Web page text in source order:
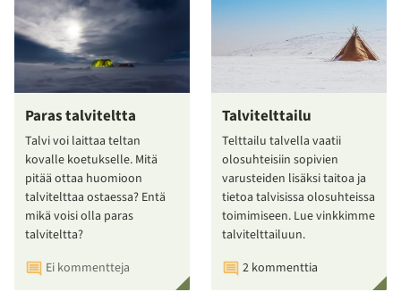
Paras talviteltta
Talvi voi laittaa teltan
kovalle koetukselle. Mitä
pitää ottaa huomioon
talvitelttaa ostaessa? Entä
mikä voisi olla paras
talviteltta?
Ei kommentteja
Talvitelttailu
Telttailu talvella vaatii
olosuhteisiin sopivien
varusteiden lisäksi taitoa ja
tietoa talvisissa olosuhteissa
toimimiseen. Lue vinkkimme
talvitelttailuun.
2 kommenttia